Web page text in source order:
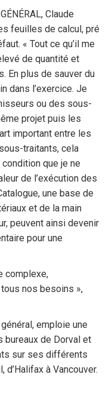
Claude
feuilles de calcul, pré
« Tout ce qu’il me
de quantité et
En plus de sauver du
dans l’exercice. Je
ou des sous-
projet puis les
important entre les
traitants, cela
condition que je ne
de l’exécution des
une base de
et de la main
peuvent ainsi devenir
pour une
complexe,
tous nos besoins »,
emploie une
bureaux de Dorval et
sur ses différents
à Vancouver.